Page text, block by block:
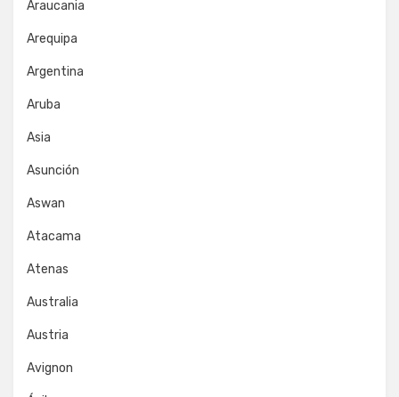
Araucania
Arequipa
Argentina
Aruba
Asia
Asunción
Aswan
Atacama
Atenas
Australia
Austria
Avignon